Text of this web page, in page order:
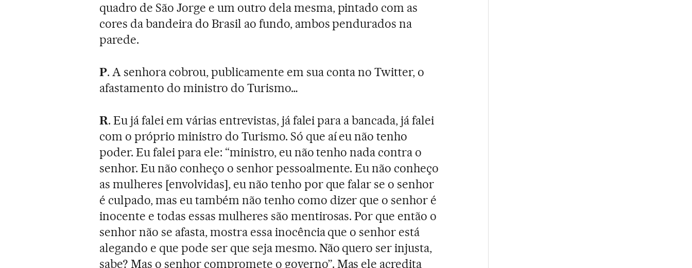
quadro de São Jorge e um outro dela mesma, pintado com as
cores da bandeira do Brasil ao fundo, ambos pendurados na
parede.
P. A senhora cobrou, publicamente em sua conta no Twitter, o
afastamento do ministro do Turismo…
R. Eu já falei em várias entrevistas, já falei para a bancada, já falei
com o próprio ministro do Turismo. Só que aí eu não tenho
poder. Eu falei para ele: “ministro, eu não tenho nada contra o
senhor. Eu não conheço o senhor pessoalmente. Eu não conheço
as mulheres [envolvidas], eu não tenho por que falar se o senhor
é culpado, mas eu também não tenho como dizer que o senhor é
inocente e todas essas mulheres são mentirosas. Por que então o
senhor não se afasta, mostra essa inocência que o senhor está
alegando e que pode ser que seja mesmo. Não quero ser injusta,
sabe? Mas o senhor compromete o governo”. Mas ele acredita